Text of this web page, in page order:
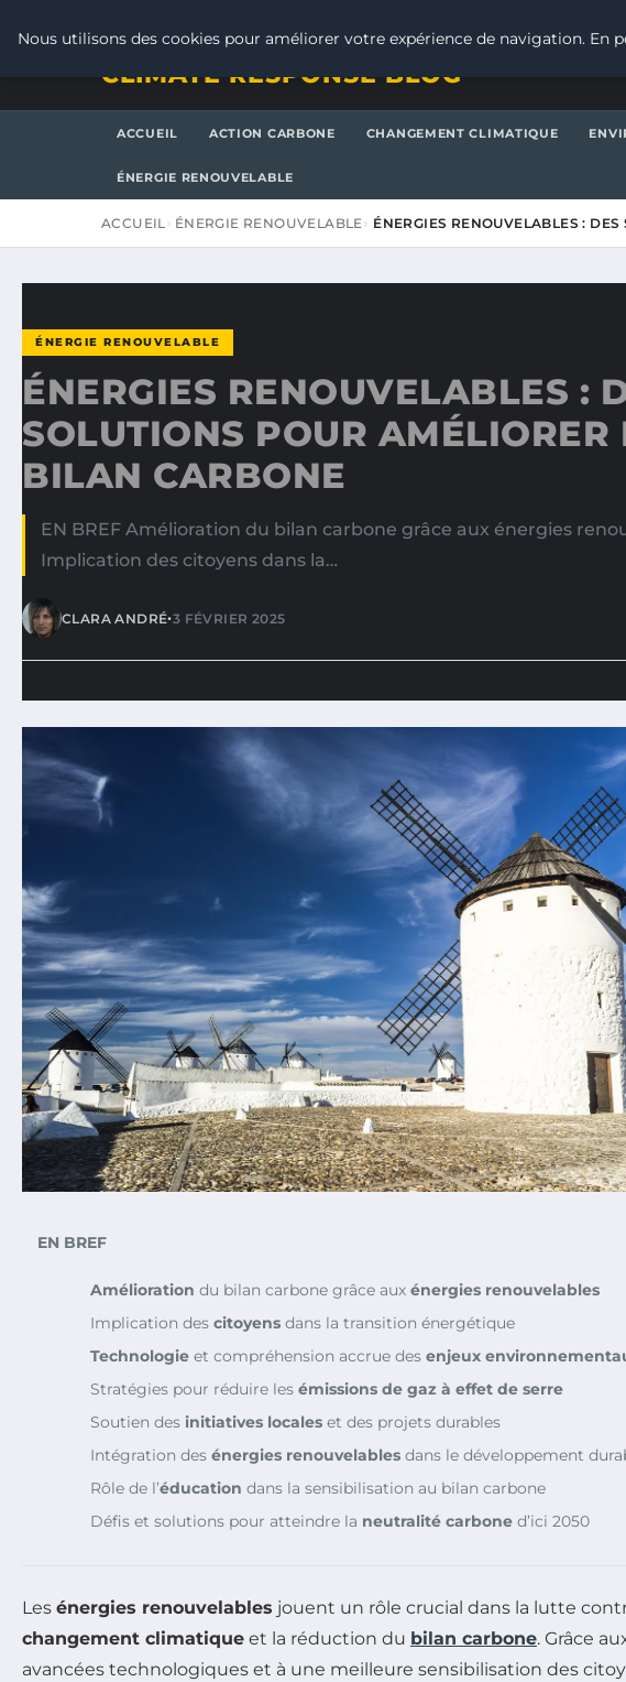
CLIMATE RESPONSE BLOG
ACCUEIL ACTION CARBONE CHANGEMENT CLIMATIQUE
ÉNERGIE RENOUVELABLE
ACCUEIL ÉNERGIE RENOUVELABLE ÉNERGIES RENOUVELABLES :
ÉNERGIE RENOUVELABLE
ÉNERGIES RENOUVELABLES :
SOLUTIONS POUR AMÉLIORER
BILAN CARBONE
EN BREF Amélioration du bilan carbone grâce aux énergies
Implication des citoyens dans la…
CLARA ANDRÉ•3 FÉVRIER 2025
EN BREF
Amélioration du bilan carbone grâce aux énergies renouvelables
Implication des citoyens dans la transition énergétique
Technologie et compréhension accrue des enjeux
Stratégies pour réduire les émissions de gaz à effet de serre
Soutien des initiatives locales et des projets durables
Intégration des énergies renouvelables dans le développement
Rôle de l’éducation dans la sensibilisation au bilan carbone
Défis et solutions pour atteindre la neutralité carbone d’ici 2050
Les énergies renouvelables jouent un rôle crucial dans la lutte
changement climatique et la réduction du bilan carbone. Grâce
avancées technologiques et à une meilleure sensibilisation des
Nous utilisons des cookies pour améliorer votre expérience de navigation.